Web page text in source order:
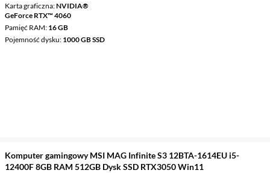
Karta graficzna NVIDIA®
GeForce RTX™ 4060
Pamięć RAM 16 GB
Pojemność dysku 1000 GB SSD
Komputer gamingowy MSI MAG Infinite S3 12BTA-1614EU i5-
12400F 8GB RAM 512GB Dysk SSD RTX3050 Win11